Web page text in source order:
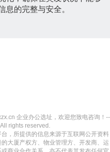
息的完整与安全。
企业办公选址，欢迎您致电咨询！--
rights reserved.
，所提供的信息来源于互联网公开资料
大厦产权方、物业管理方、开发商、运